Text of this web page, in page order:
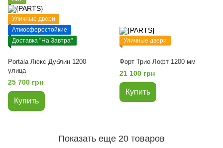
Уличные двери
Атмосферостойкие
Доставка "На Завтра"
Portala Люкс Дублин 1200
улица
25 700 грн
Купить
Уличные двери
Форт Трио Лофт 1200 мм
21 100 грн
Купить
Показать еще 20 товаров